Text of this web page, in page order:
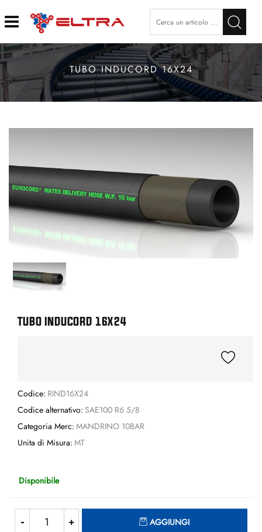
Open
TUBO INDUCORD 16X24
TUBO INDUCORD 16X24
Codice: RIND16X24
Codice alternativo: SAE100 R6 5/8
Categoria Merc: MANDRINO 10BAR
Unita di Misura: MT
Disponibile
AGGIUNGI